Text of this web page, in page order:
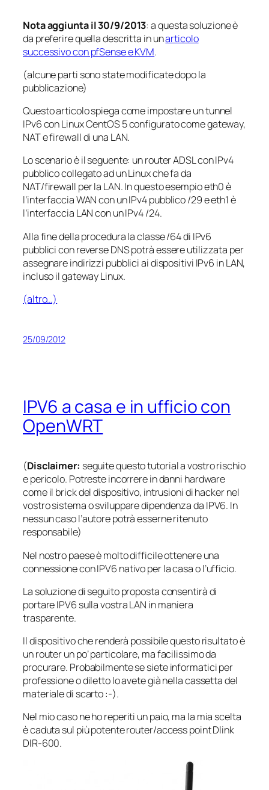
Nota aggiunta il 30/9/2013: a questa soluzione è
da preferire quella descritta in unarticolo
successivo con pfSense e KVM.
(alcune parti sono state modificate dopo la
pubblicazione)
Questo articolo spiega come impostare un tunnel
IPv6 con Linux CentOS 5 configurato come gateway,
NAT e firewall di una LAN.
Lo scenario è il seguente: un router ADSL con IPv4
pubblico collegato ad un Linux che fa da
NAT/firewall per la LAN. In questo esempio eth0 è
l’interfaccia WAN con un IPv4 pubblico /29 e eth1 è
l’interfaccia LAN con un IPv4 /24.
Alla fine della procedura la classe /64 di IPv6
pubblici con reverse DNS potrà essere utilizzata per
assegnare indirizzi pubblici ai dispositivi IPv6 in LAN,
incluso il gateway Linux.
(altro…)
25/09/2012
IPV6 a casa e in ufficio con
OpenWRT
(Disclaimer: seguite questo tutorial a vostro rischio
e pericolo. Potreste incorrere in danni hardware
come il brick del dispositivo, intrusioni di hacker nel
vostro sistema o sviluppare dipendenza da IPV6. In
nessun caso l’autore potrà esserne ritenuto
responsabile)
Nel nostro paese è molto difficile ottenere una
connessione con IPV6 nativo per la casa o l’ufficio.
La soluzione di seguito proposta consentirà di
portare IPV6 sulla vostra LAN in maniera
trasparente.
Il dispositivo che renderà possibile questo risultato è
un router un po’ particolare, ma facilissimo da
procurare. Probabilmente se siete informatici per
professione o diletto lo avete già nella cassetta del
materiale di scarto :-).
Nel mio caso ne ho reperiti un paio, ma la mia scelta
è caduta sul più potente router/access point Dlink
DIR-600.